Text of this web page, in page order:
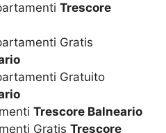
Trescore
Gratis
Gratuito
Trescore Balneario
Gratis Trescore